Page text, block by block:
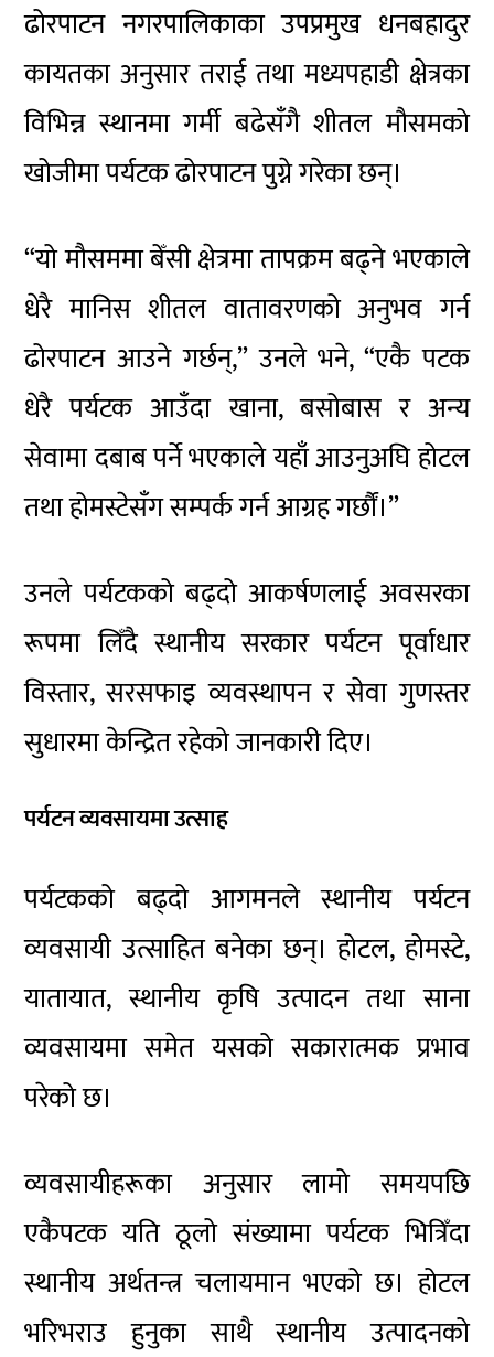
ढोरपाटन नगरपालिकाका उपप्रमुख धनबहादुर
कायतका अनुसार तराई तथा मध्यपहाडी क्षेत्रका
विभिन्न स्थानमा गर्मी बढेसँगै शीतल मौसमको
खोजीमा पर्यटक ढोरपाटन पुग्ने गरेका छन्।
“यो मौसममा बेँसी क्षेत्रमा तापक्रम बढ्ने भएकाले
धेरै मानिस शीतल वातावरणको अनुभव गर्न
ढोरपाटन आउने गर्छन्,” उनले भने, “एकै पटक
धेरै पर्यटक आउँदा खाना, बसोबास र अन्य
सेवामा दबाब पर्ने भएकाले यहाँ आउनुअघि होटल
तथा होमस्टेसँग सम्पर्क गर्न आग्रह गर्छौं।”
उनले पर्यटकको बढ्दो आकर्षणलाई अवसरका
रूपमा लिँदै स्थानीय सरकार पर्यटन पूर्वाधार
विस्तार, सरसफाइ व्यवस्थापन र सेवा गुणस्तर
सुधारमा केन्द्रित रहेको जानकारी दिए।
पर्यटन व्यवसायमा उत्साह
पर्यटकको बढ्दो आगमनले स्थानीय पर्यटन
व्यवसायी उत्साहित बनेका छन्। होटल, होमस्टे,
यातायात, स्थानीय कृषि उत्पादन तथा साना
व्यवसायमा समेत यसको सकारात्मक प्रभाव
परेको छ।
व्यवसायीहरूका अनुसार लामो समयपछि
एकैपटक यति ठूलो संख्यामा पर्यटक भित्रिँदा
स्थानीय अर्थतन्त्र चलायमान भएको छ। होटल
भरिभराउ हुनुका साथै स्थानीय उत्पादनको